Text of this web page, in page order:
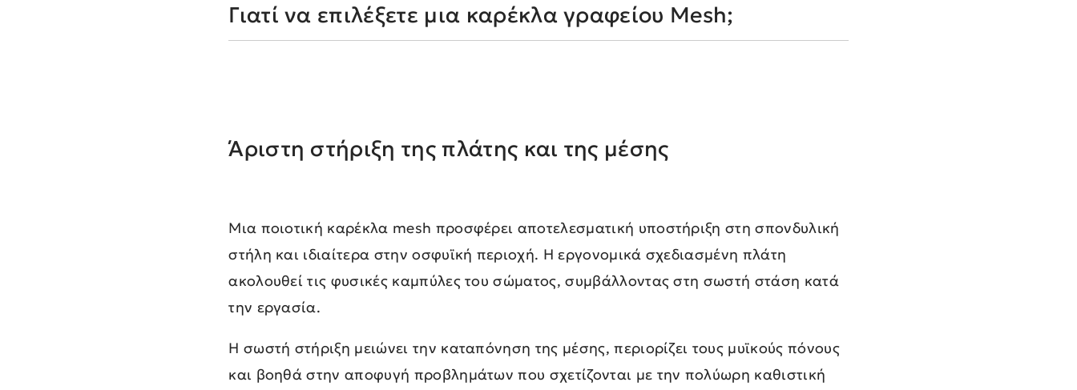
Γιατί να επιλέξετε μια καρέκλα γραφείου Mesh;
Άριστη στήριξη της πλάτης και της μέσης
Μια ποιοτική καρέκλα mesh προσφέρει αποτελεσματική υποστήριξη στη σπονδυλική
στήλη και ιδιαίτερα στην οσφυϊκή περιοχή. Η εργονομικά σχεδιασμένη πλάτη
ακολουθεί τις φυσικές καμπύλες του σώματος, συμβάλλοντας στη σωστή στάση κατά
την εργασία.
Η σωστή στήριξη μειώνει την καταπόνηση της μέσης, περιορίζει τους μυϊκούς πόνους
και βοηθά στην αποφυγή προβλημάτων που σχετίζονται με την πολύωρη καθιστική